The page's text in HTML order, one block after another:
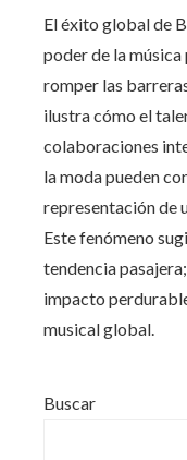
El éxito global de
poder de la
romper las
ilustra cómo el
colaboraciones
la moda pueden
representación de
Este fenómeno
tendencia
impacto
musical global.
Buscar